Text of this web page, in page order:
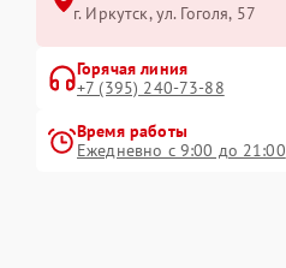
г. Иркутск, ул. ​Гоголя, 57
Горячая линия
+7 (395) 240-73-88
Время работы
Ежедневно с 9:00 до 21:00